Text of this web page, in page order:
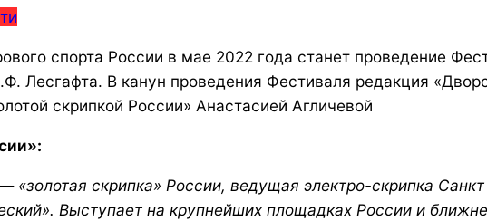
спорта России в мае 2022 года станет проведение
Лесгафта. В канун проведения Фестиваля редакция
скрипкой России» Анастасией Агличевой
«золотая скрипка» России, ведущая электро-скрипка
Выступает на крупнейших площадках России и